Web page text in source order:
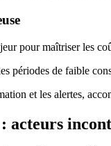
pour maîtriser les
périodes de faible
et les alertes,
acteurs